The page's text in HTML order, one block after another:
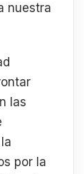
nuestra
las
por la